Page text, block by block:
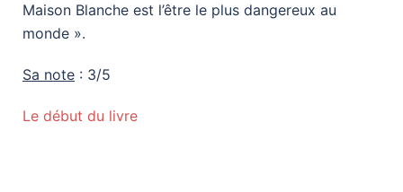
Maison Blanche est l’être le plus dangereux au
monde ».
Sa note : 3/5
Le début du livre